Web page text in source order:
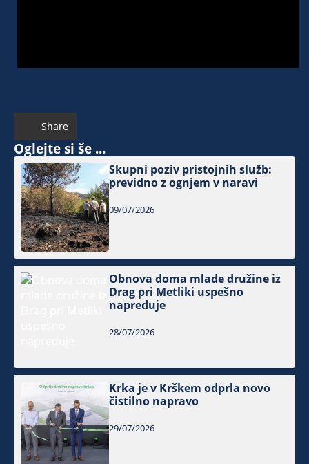
Share
Oglejte si še ...
Skupni poziv pristojnih služb:
previdno z ognjem v naravi
09/07/2026
Obnova doma mlade družine iz
Drag pri Metliki uspešno
napreduje
28/07/2026
Krka je v Krškem odprla novo
čistilno napravo
29/07/2026